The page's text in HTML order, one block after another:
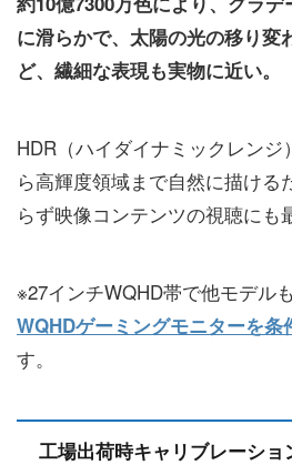
に滑らかで、太陽の光の移り変
ど、繊細な表現も実物に近い。
HDR（ハイダイナミックレン
ら高輝度領域まで自然に描ける
らず映像コンテンツの視聴にも
※27インチWQHD帯で他モデル
WQHDゲーミングモニターを条
す。
工場出荷時キャリブレーショ